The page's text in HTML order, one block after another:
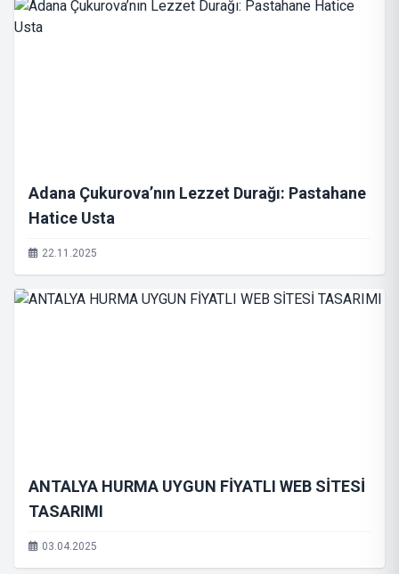
Adana Çukurova’nın Lezzet Durağı: Pastahane
Hatice Usta
22.11.2025
ANTALYA HURMA UYGUN FİYATLI WEB SİTESİ
TASARIMI
03.04.2025